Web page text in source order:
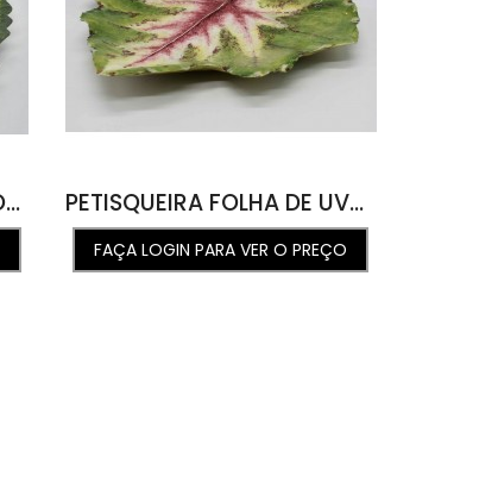
PETISQUEIRA DE FOLHA COM MOLHEIRA 31,5D X 4A PETISQUEIRA FOLHA DE UVA M COLEUS 6 31L X 29C X 4,5A
FAÇA LOGIN PARA VER O PREÇO